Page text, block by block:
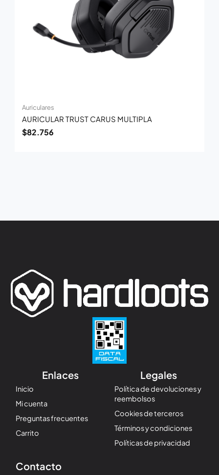
Auriculares
AURICULAR TRUST CARUS MULTIPLA
$82.756
Enlaces
Inicio
Mi cuenta
Preguntas frecuentes
Carrito
Legales
Política de devoluciones y
reembolsos
Cookies de terceros
Términos y condiciones
Políticas de privacidad
Contacto